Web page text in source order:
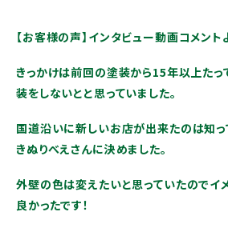
【お客様の声】インタビュー動画コメント
きっかけは前回の塗装から15年以上たっ
装をしないとと思っていました。
国道沿いに新しいお店が出来たのは知っ
きぬりべえさんに決めました。
外壁の色は変えたいと思っていたのでイ
良かったです！